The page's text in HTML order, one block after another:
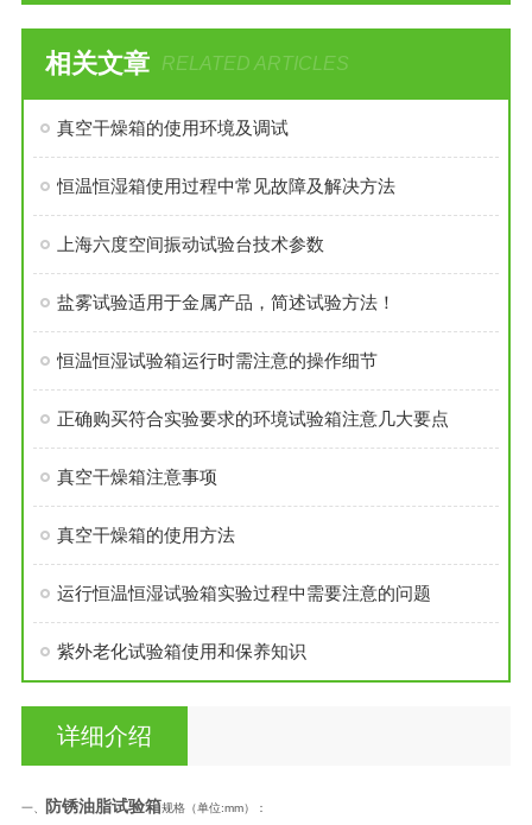
相关文章 RELATED ARTICLES
真空干燥箱的使用环境及调试
恒温恒湿箱使用过程中常见故障及解决方法
上海六度空间振动试验台技术参数
盐雾试验适用于金属产品，简述试验方法！
恒温恒湿试验箱运行时需注意的操作细节
正确购买符合实验要求的环境试验箱注意几大要点
真空干燥箱注意事项
真空干燥箱的使用方法
运行恒温恒湿试验箱实验过程中需要注意的问题
紫外老化试验箱使用和保养知识
详细介绍
一、 防锈油脂试验箱规格（单位:mm）：